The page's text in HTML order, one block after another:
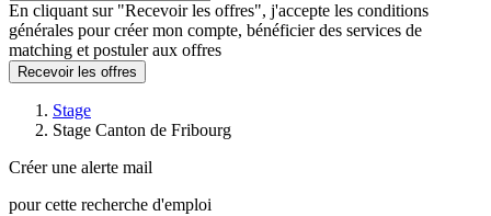
En cliquant sur "Recevoir les offres", j'accepte les conditions
générales pour créer mon compte, bénéficier des services de
matching et postuler aux offres
Recevoir les offres
Stage
Stage Canton de Fribourg
Créer une alerte mail
pour cette recherche d'emploi